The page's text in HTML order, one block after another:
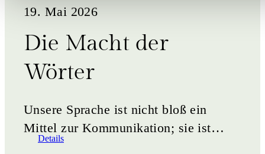
19. Mai 2026
Die Macht der
Wörter
Unsere Sprache ist nicht bloß ein
Mittel zur Kommunikation; sie ist
vielmehr ein kraftvolles Werkzeug, das
Details